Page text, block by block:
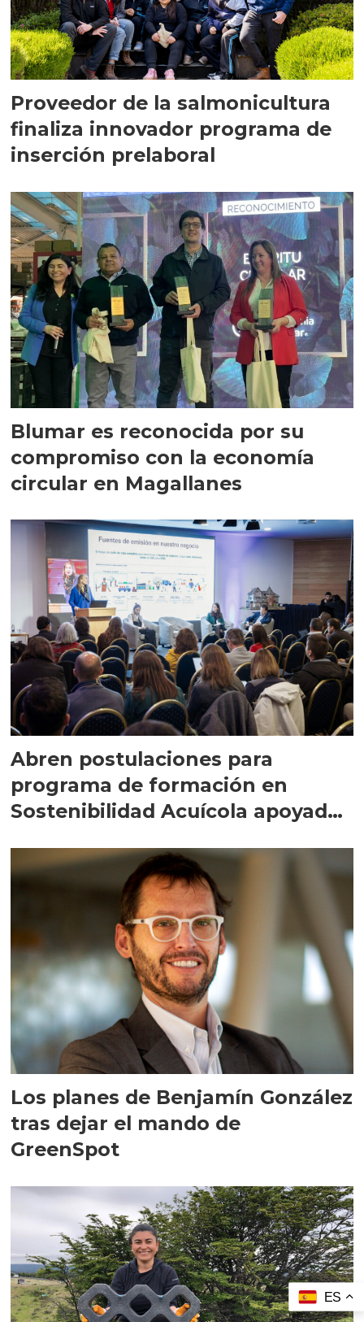
Proveedor de la salmonicultura
finaliza innovador programa de
inserción prelaboral
Blumar es reconocida por su
compromiso con la economía
circular en Magallanes
Abren postulaciones para
programa de formación en
Sostenibilidad Acuícola apoyado
Los planes de Benjamín González
tras dejar el mando de
GreenSpot
ES